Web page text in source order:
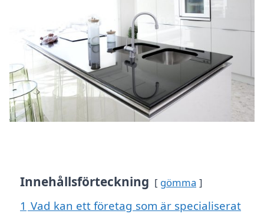
Innehållsförteckning gömma
1 Vad kan ett företag som är specialiserat